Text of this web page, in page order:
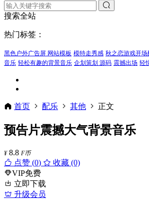
搜索全站
热门标签：
黑色户外广告屏 网站模板 模特走秀感 秋之恋游戏开场
音乐 轻松有趣的背景音乐 企划策划 源码 震撼出场 轻
首页 配乐 其他 正文
预告片震撼大气背景音乐
¥ 8.8 F币
点赞 (0)
收藏 (0)
VIP免费
立即下载
升级会员